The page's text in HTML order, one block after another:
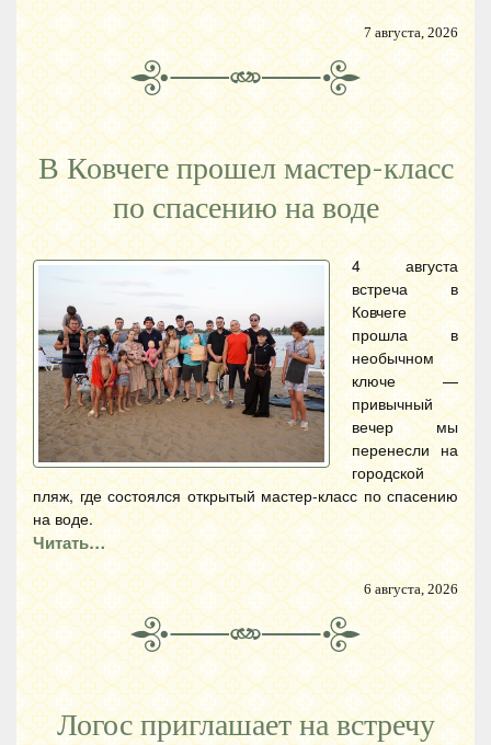
7 августа, 2026
В Ковчеге прошел мастер-класс
по спасению на воде
4 августа
встреча в
Ковчеге
прошла в
необычном
ключе —
привычный
вечер мы
перенесли на
городской
пляж, где состоялся открытый мастер-класс по спасению
на воде.
Читать…
6 августа, 2026
Логос приглашает на встречу